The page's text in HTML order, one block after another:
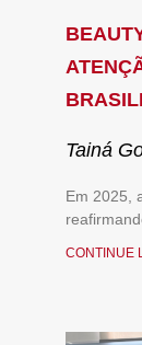
Tainá
Em 2025,
CONTINUE